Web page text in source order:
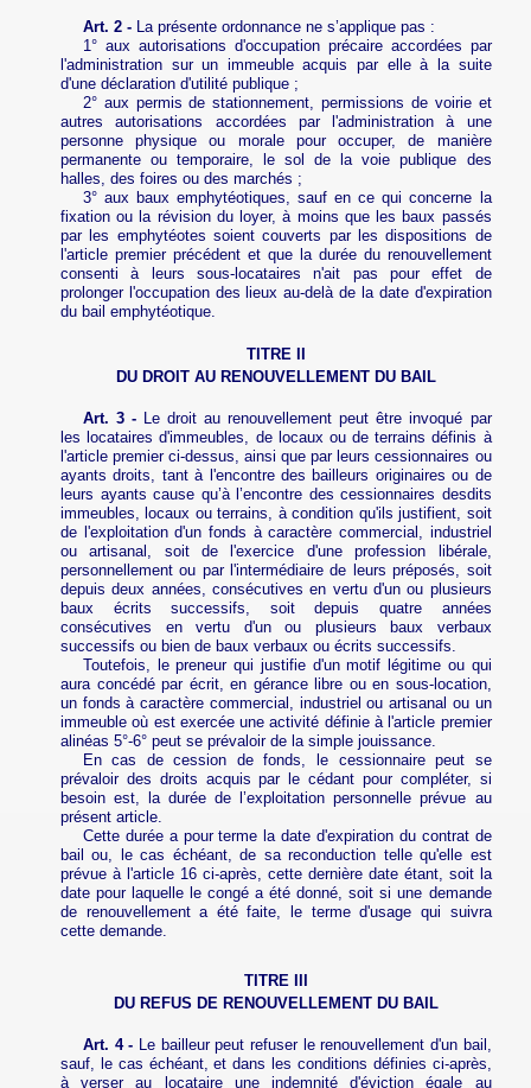
Art. 2 -La présente ordonnance ne s’applique pas :
1° aux autorisations d'occupation précaire accordées par
l'administration sur un immeuble acquis par elle à la suite
d'une déclaration d'utilité publique ;
2° aux permis de stationnement, permissions de voirie et
autres autorisations accordées par l'administration à une
personne physique ou morale pour occuper, de manière
permanente ou temporaire, le sol de la voie publique des
halles, des foires ou des marchés ;
3° aux baux emphytéotiques, sauf en ce qui concerne la
fixation ou la révision du loyer, à moins que les baux passés
par les emphytéotes soient couverts par les dispositions de
l'article premier précédent et que la durée du renouvellement
consenti à leurs sous-locataires n'ait pas pour effet de
prolonger l'occupation des lieux au-delà de la date d'expiration
du bail emphytéotique.
TITRE II
DU DROIT AU RENOUVELLEMENT DU BAIL
Art. 3 - Le droit au renouvellement peut être invoqué par
les locataires d'immeubles, de locaux ou de terrains définis à
l'article premier ci-dessus, ainsi que par leurs cessionnaires ou
ayants droits, tant à l'encontre des bailleurs originaires ou de
leurs ayants cause qu’à l’encontre des cessionnaires desdits
immeubles, locaux ou terrains, à condition qu'ils justifient, soit
de l'exploitation d'un fonds à caractère commercial, industriel
ou artisanal, soit de l'exercice d'une profession libérale,
personnellement ou par l'intermédiaire de leurs préposés, soit
depuis deux années, consécutives en vertu d'un ou plusieurs
baux écrits successifs, soit depuis quatre années
consécutives en vertu d'un ou plusieurs baux verbaux
successifs ou bien de baux verbaux ou écrits successifs.
Toutefois, le preneur qui justifie d'un motif légitime ou qui
aura concédé par écrit, en gérance libre ou en sous-location,
un fonds à caractère commercial, industriel ou artisanal ou un
immeuble où est exercée une activité définie à l'article premier
alinéas 5°‑6° peut se prévaloir de la simple jouissance.
En cas de cession de fonds, le cessionnaire peut se
prévaloir des droits acquis par le cédant pour compléter, si
besoin est, la durée de l’exploitation personnelle prévue au
présent article.
Cette durée a pour terme la date d'expiration du contrat de
bail ou, le cas échéant, de sa reconduction telle qu'elle est
prévue à l'article 16 ci-après, cette dernière date étant, soit la
date pour laquelle le congé a été donné, soit si une demande
de renouvellement a été faite, le terme d'usage qui suivra
cette demande.
TITRE III
DU REFUS DE RENOUVELLEMENT DU BAIL
Art. 4 - Le bailleur peut refuser le renouvellement d'un bail,
sauf, le cas échéant, et dans les conditions définies ci-après,
à verser au locataire une indemnité d'éviction égale au